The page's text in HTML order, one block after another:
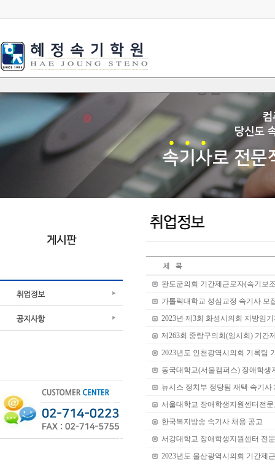
완도군의회 기간제근로자(속기보
가톨릭대학교 성심교정 속기사 모
2023년 제3회 화성시의회 지방임
제263회 중랑구의회(임시회) 기간
2023년도 인천광역시의회 기록팀
동국대학교(서울캠퍼스) 장애학
뉴시스 정치부 정당팀 재택 속기사
서울대학교 장애학생지원센터전
한국복지방송 속기사 채용 공고
서강대학교 장애학생지원센터 전
2023년도 울산광역시의회 기간제